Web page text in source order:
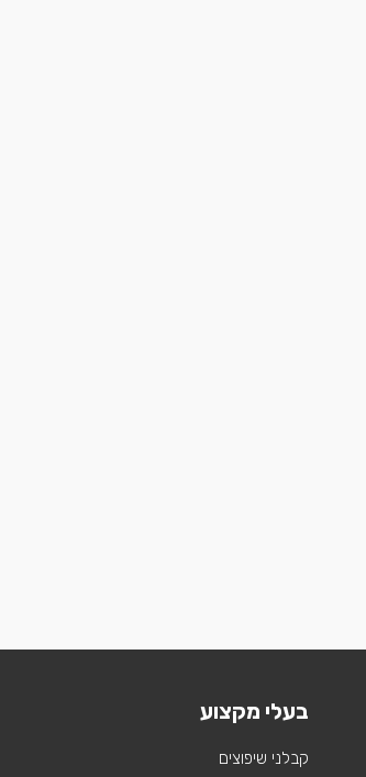
בעלי מקצוע
קבלני שיפוצים